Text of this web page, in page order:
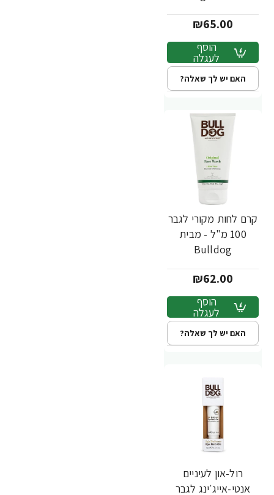
₪65.00
הוסף
לעגלה
האם יש לך שאלה?
קרם לחות מקורי לגבר
100 מ"ל - מבית
Bulldog
₪62.00
הוסף
לעגלה
האם יש לך שאלה?
רול-און לעיניים
אנטי-אייג׳ינג לגבר